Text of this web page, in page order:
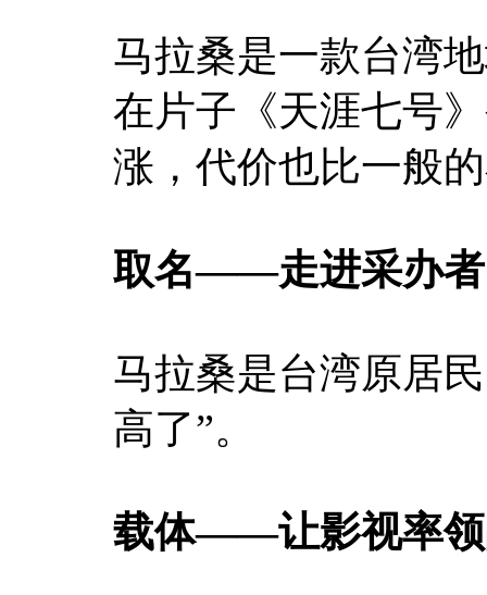
马拉桑是一款台湾
在片子《天涯七号
涨，代价也比一般
取名——走进采办者
马拉桑是台湾原居
高了”。
载体——让影视率领